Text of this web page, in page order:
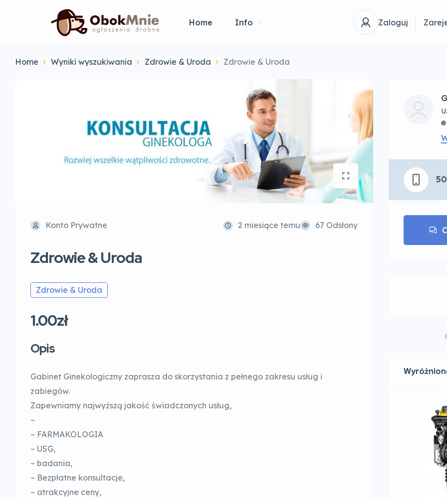
Home Info Zaloguj
Home Wyniki wyszukiwania Zdrowie & Uroda Zdrowie & Uroda
Konto Prywatne 2 miesiące temu 67 Odsłony
Zdrowie & Uroda
Zdrowie & Uroda
1.00zł
Opis
Gabinet Ginekologiczny zaprasza do skorzystania z pełnego zakresu usług i
zabiegów.
Zapewniamy najwyższą jakość świadczonych usług,
–
– FARMAKOLOGIA
– USG,
– badania,
– Bezpłatne konsultacje,
– atrakcyjne ceny,